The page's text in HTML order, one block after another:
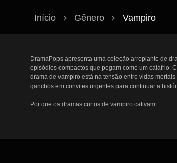
Início Gênero Vampiro
DramaPops apresenta uma coleção arrepiante de
episódios compactos que pegam como um calafrio.
drama de vampiro está na tensão entre vidas
ganchos em convites urgentes para continuar a
Por que os dramas curtos de vampiro cativam
capítulo parecer um golpe concentrado de